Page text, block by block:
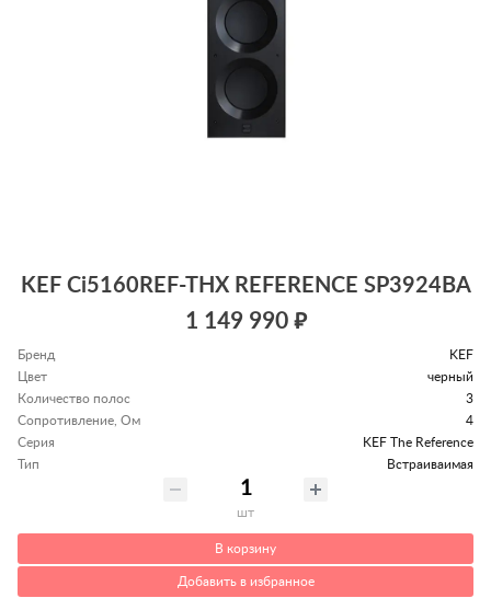
KEF Ci5160REF-THX REFERENCE SP3924BA
1 149 990 ₽
Бренд
KEF
Цвет
черный
Количество полос
3
Сопротивление, Ом
4
Серия
KEF The Reference
Тип
Встраиваимая
шт
В корзину
Добавить в избранное